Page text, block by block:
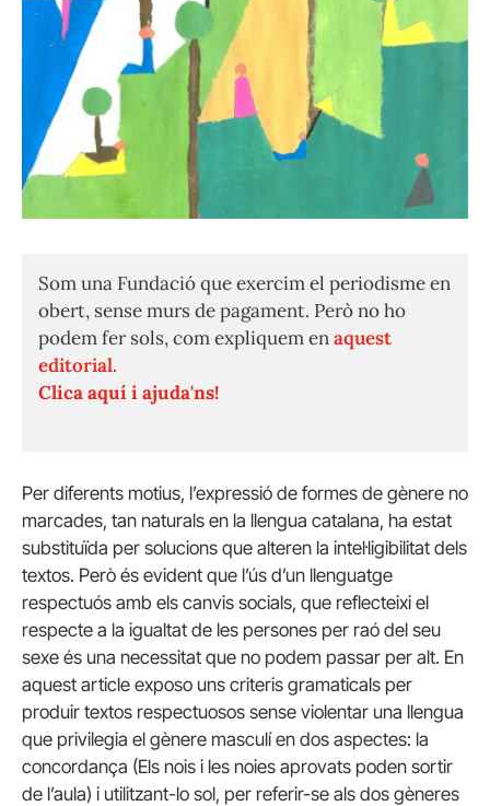
Som una Fundació que exercim el periodisme en
obert, sense murs de pagament. Però no ho
podem fer sols, com expliquem enaquest
editorial.
Clica aquí i ajuda'ns!
Per diferents motius, l’expressió de formes de gènere no
marcades, tan naturals en la llengua catalana, ha estat
substituïda per solucions que alteren la intel·ligibilitat dels
textos. Però és evident que l’ús d’un llenguatge
respectuós amb els canvis socials, que reflecteixi el
respecte a la igualtat de les persones per raó del seu
sexe és una necessitat que no podem passar per alt. En
aquest article exposo uns criteris gramaticals per
produir textos respectuosos sense violentar una llengua
que privilegia el gènere masculí en dos aspectes: la
concordança (Els nois i les noies aprovats poden sortir
de l’aula) i utilitzant-lo sol, per referir-se als dos gèneres